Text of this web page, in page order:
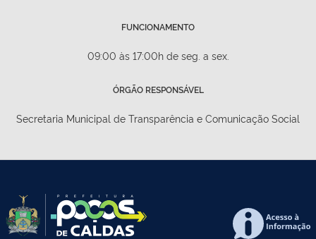
FUNCIONAMENTO
09:00 às 17:00h de seg. a sex.
ÓRGÃO RESPONSÁVEL
Secretaria Municipal de Transparência e Comunicação Social